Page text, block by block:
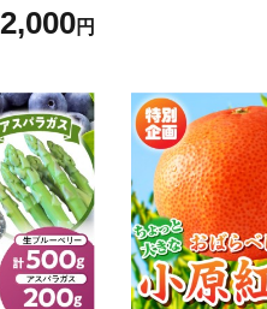
ズ 教材
プレゼン
円
インテリア
材 ミニ ユニ
k159-010